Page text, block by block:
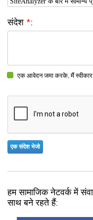
संदेश *:
एक आवेदन जमा करके, मैं
हम सामाजिक नेटवर्क में
साथ बने रहते हैं: